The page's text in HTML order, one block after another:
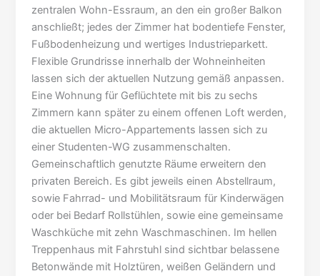
zentralen Wohn-Essraum, an den ein großer Balkon
anschließt; jedes der Zimmer hat bodentiefe Fenster,
Fußbodenheizung und wertiges Industrieparkett.
Flexible Grundrisse innerhalb der Wohneinheiten
lassen sich der aktuellen Nutzung gemäß anpassen.
Eine Wohnung für Geflüchtete mit bis zu sechs
Zimmern kann später zu einem offenen Loft werden,
die aktuellen Micro-Appartements lassen sich zu
einer Studenten-WG zusammenschalten.
Gemeinschaftlich genutzte Räume erweitern den
privaten Bereich. Es gibt jeweils einen Abstellraum,
sowie Fahrrad- und Mobilitätsraum für Kinderwägen
oder bei Bedarf Rollstühlen, sowie eine gemeinsame
Waschküche mit zehn Waschmaschinen. Im hellen
Treppenhaus mit Fahrstuhl sind sichtbar belassene
Betonwände mit Holztüren, weißen Geländern und